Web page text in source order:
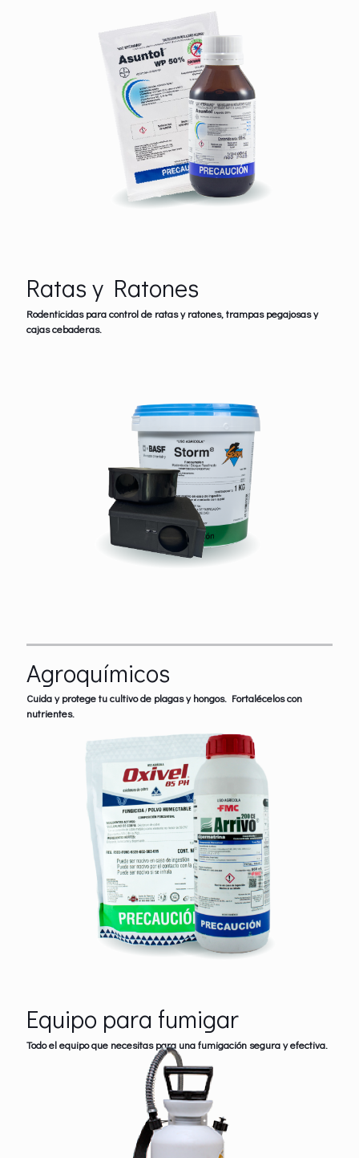
Ratas y Ratones
Rodenticidas para control de ratas y ratones, trampas pegajosas y
cajas cebaderas.
Agroquímicos
Cuida y protege tu cultivo de plagas y hongos. Fortalécelos con
nutrientes.
Equipo para fumigar
Todo el equipo que necesitas para una fumigación segura y efectiva.